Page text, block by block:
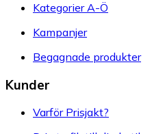
Kategorier A-Ö
Kampanjer
Begagnade produkter
Kunder
Varför Prisjakt?